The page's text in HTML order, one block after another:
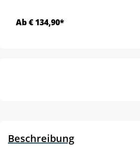
Ab € 134,90*
Beschreibung